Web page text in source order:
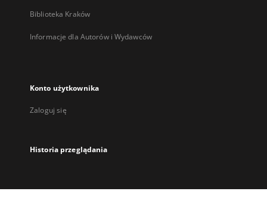
Biblioteka Kraków
Informacje dla Autorów i Wydawców
Konto użytkownika
Zaloguj się
Historia przeglądania